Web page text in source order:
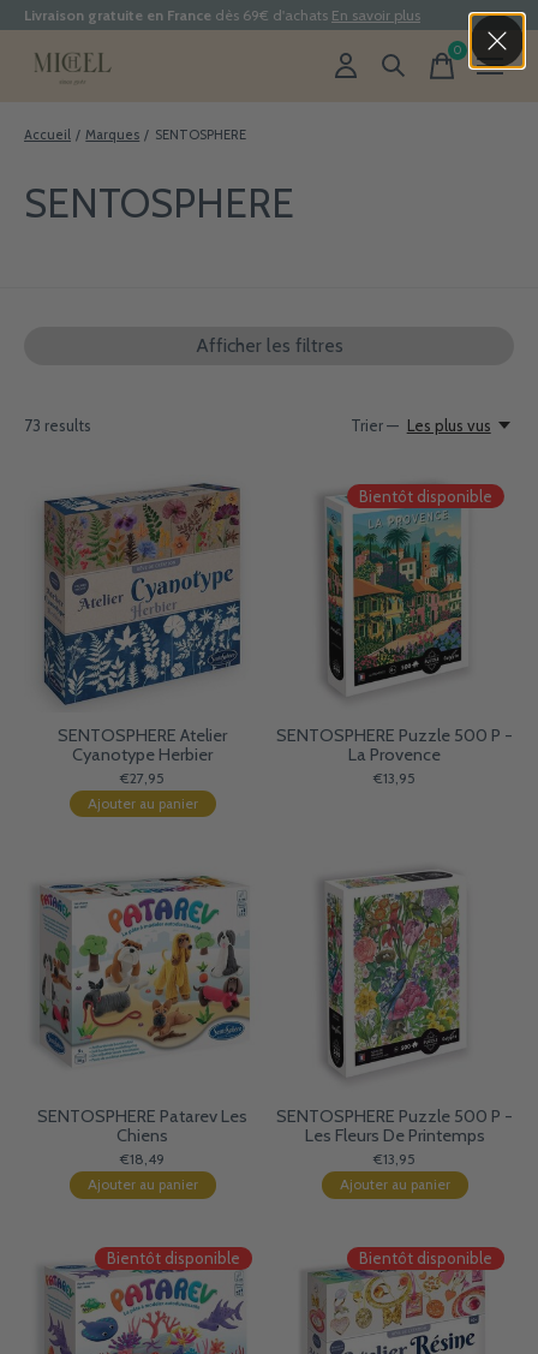
Livraison gratuite en France dès 69€ d'achats En savoir plus
0items
Accueil / Marques / SENTOSPHERE
SENTOSPHERE
Afficher les filtres
73 results Trier — Les plus vus
SENTOSPHERE Atelier
Cyanotype Herbier
€27,95
Ajouter au panier
Bientôt disponible
SENTOSPHERE Puzzle 500 P -
La Provence
€13,95
SENTOSPHERE Patarev Les
Chiens
€18,49
Ajouter au panier
SENTOSPHERE Puzzle 500 P -
Les Fleurs De Printemps
€13,95
Ajouter au panier
Bientôt disponible Bientôt disponible